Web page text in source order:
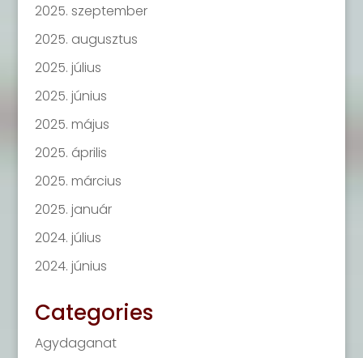
2025. szeptember
2025. augusztus
2025. július
2025. június
2025. május
2025. április
2025. március
2025. január
2024. július
2024. június
Categories
Agydaganat